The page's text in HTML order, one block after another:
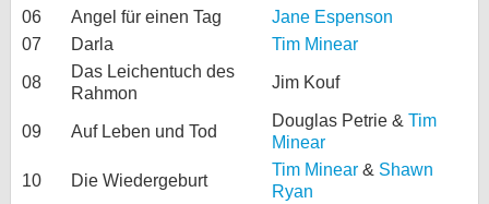
06 Angel für einen Tag
Jane Espenson
07
Darla Tim Minear
08
Das Leichentuch des
Rahmon
Jim Kouf
09 Auf Leben und Tod
Douglas Petrie & Tim
Minear
10 Die Wiedergeburt
Tim Minear & Shawn
Ryan